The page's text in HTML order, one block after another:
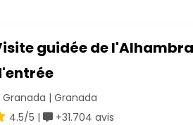
guidée de
Granada | Granada
4.5/5 |
+31.704 avis